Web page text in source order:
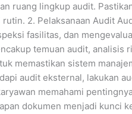
ruang lingkup audit.
2. Pelaksanaan Audit
fasilitas, dan
temuan audit, analisis
memastikan sistem
audit eksternal, lakukan
memahami
dokumen menjadi kunci